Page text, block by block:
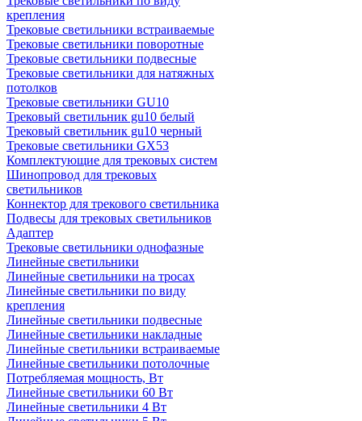
крепления
Трековые светильники встраиваемые
Трековые светильники поворотные
Трековые светильники подвесные
Трековые светильники для натяжных
потолков
Трековые светильники GU10
Трековый светильник gu10 белый
Трековый светильник gu10 черный
Трековые светильники GX53
Комплектующие для трековых систем
Шинопровод для трековых
светильников
Коннектор для трекового светильника
Подвесы для трековых светильников
Адаптер
Трековые светильники однофазные
Линейные светильники
Линейные светильники на тросах
Линейные светильники по виду
крепления
Линейные светильники подвесные
Линейные светильники накладные
Линейные светильники встраиваемые
Линейные светильники потолочные
Потребляемая мощность, Вт
Линейные светильники 60 Вт
Линейные светильники 4 Вт